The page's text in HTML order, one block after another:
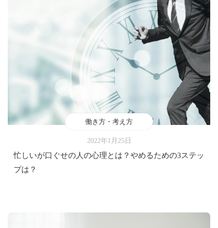
働き方・考え方
2022年1月25日
忙しいが口ぐせの人の心理とは？やめるための3ステッ
プは？